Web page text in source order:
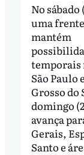
No sábado
uma
mantém
temporais
São Paulo
Grosso do
domingo
avança
Gerais,
Santo e